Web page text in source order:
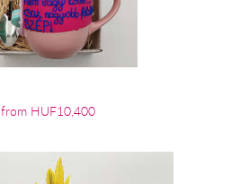
from HUF10,400